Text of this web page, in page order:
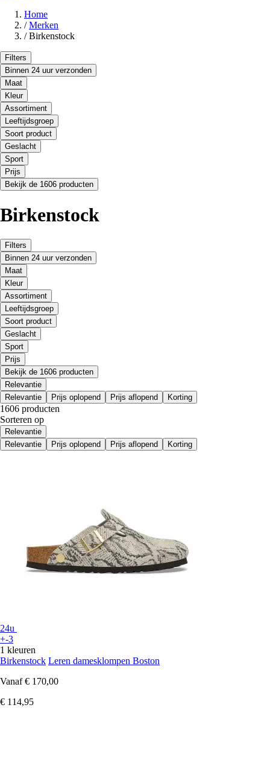
Home
/ Merken
/ Birkenstock
Filters
Binnen 24 uur verzonden
Maat
Kleur
Assortiment
Leeftijdsgroep
Soort product
Geslacht
Sport
Prijs
Bekijk de 1606 producten
Birkenstock
Filters
Binnen 24 uur verzonden
Maat
Kleur
Assortiment
Leeftijdsgroep
Soort product
Geslacht
Sport
Prijs
Bekijk de 1606 producten
Relevantie
Relevantie
Prijs oplopend Prijs aflopend Korting
1606 producten
Sorteren op
Relevantie
Relevantie
Prijs oplopend Prijs aflopend Korting
24u
+-3
1 kleuren
Birkenstock Leren damesklompen Boston
Vanaf € 170,00
€ 114,95